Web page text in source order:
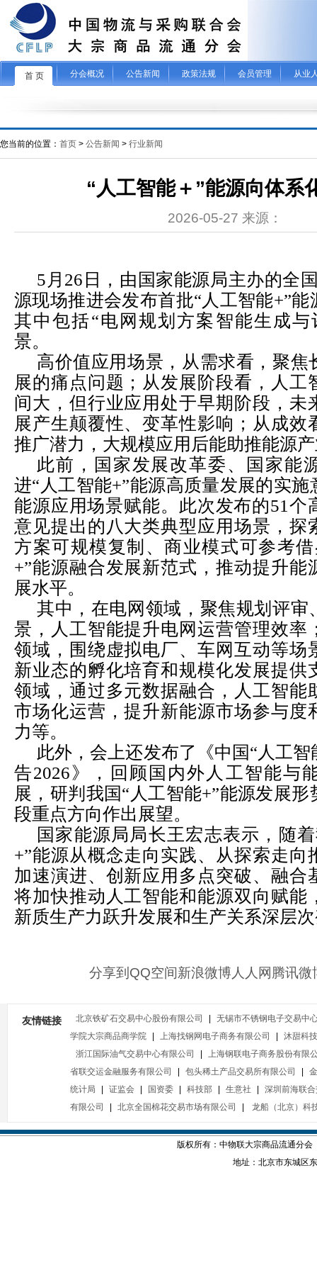
首 页 分会概况 公告新闻 政策法规 会员管理 从业
您当前的位置： 首页 > 公告新闻 > 行业新闻
“人工智能＋”能源向体系
2026-05-27 来源：
5 月 26 日，由国家能源局主办的全
源现场推进会发布首批“人工智能+”能
其中包括“电网规划方案智能生成与
景。
高价值应用场景，从需求看，聚焦
展的痛点问题；从发展阶段看，人工
间大，但行业应用处于早期阶段，未
展产生颠覆性、变革性影响；从成效
推广潜力，大规模应用后能助推能源
此前，国家发展改革委、国家能
进“人工智能+”能源高质量发展的实施
能源应用场景赋能。此次发布的51 个
意见提出的八大类典型应用场景，探
方案可规模复制、商业模式可参考
+”能源融合发展新范式，推动提升能
展水平。
其中，在电网领域，聚焦规划评审
景，人工智能提升电网运营管理效率
领域，围绕虚拟电厂、车网互动等场
新业态的孵化培育和规模化发展提供
领域，通过多元数据融合，人工智能
市场化运营，提升新能源市场参与度
力等。
此外，会上还发布了《中国“人工智
告2026》，回顾国内外人工智能与
展，研判我国“人工智能+”能源发展形
段重点方向作出展望。
国家能源局局长王宏志表示，随
+”能源从概念走向实践、从探索走向
加速演进、创新应用多点突破、融合
将加快推动人工智能和能源双向赋能
新质生产力跃升发展和生产关系深层
分享到 QQ空间新浪微博人人网 腾讯微
友情链接 北京铁矿石交易中心股份有限公司
无锡市不锈钢电子交易中
学院大宗商品商学院
上海找钢网电子商务有限公司
沐甜科技
浙江国际油气交易中心有限公司
上海钢联电子商务股份有限
省联交运金融服务有限公司
包头稀土产品交易所有限公司
统计局
证监会 国资委 科技部 生意社
深圳前海联
有限公司
北京全国棉花交易市场有限公司 龙船（北京）科
版权所有：中物联大宗商品流通分
地址：北京市东城区